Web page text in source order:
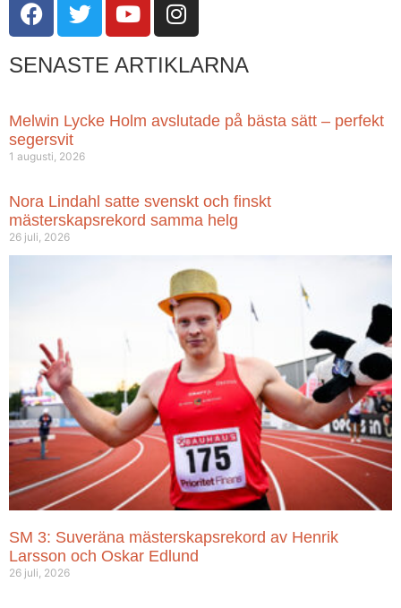
SENASTE ARTIKLARNA
Melwin Lycke Holm avslutade på bästa sätt – perfekt
segersvit
1 augusti, 2026
Nora Lindahl satte svenskt och finskt
mästerskapsrekord samma helg
26 juli, 2026
SM 3: Suveräna mästerskapsrekord av Henrik
Larsson och Oskar Edlund
26 juli, 2026